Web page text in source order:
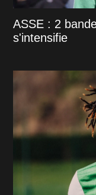
ASSE : 2
s'intensifie